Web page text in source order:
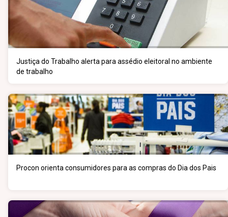
Justiça do Trabalho alerta para assédio eleitoral no ambiente
de trabalho
Procon orienta consumidores para as compras do Dia dos Pais